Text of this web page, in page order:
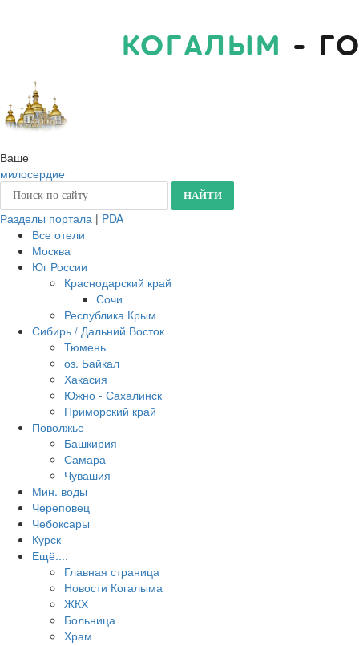
КОГАЛЫМ -
Ваше
милосердие
Разделы портала | PDA
Все отели
Москва
Юг России
Краснодарский край
Сочи
Республика Крым
Сибирь / Дальний Восток
Тюмень
оз. Байкал
Хакасия
Южно - Сахалинск
Приморский край
Поволжье
Башкирия
Самара
Чувашия
Мин. воды
Череповец
Чебоксары
Курск
Ещё....
Главная страница
Новости Когалыма
ЖКХ
Больница
Храм